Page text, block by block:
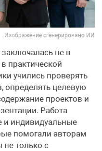
Изображение сгенерировано ИИ
заключалась не в
практической
учились проверять
определять целевую
проектов и
Работа
и индивидуальные
помогали авторам
не только с